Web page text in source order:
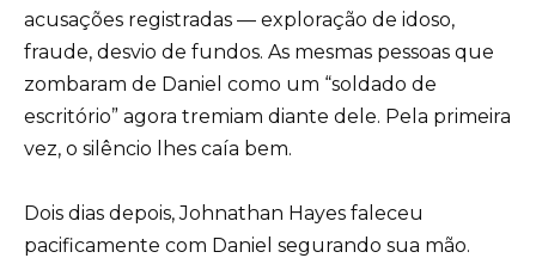
acusações registradas — exploração de idoso,
fraude, desvio de fundos. As mesmas pessoas que
zombaram de Daniel como um “soldado de
escritório” agora tremiam diante dele. Pela primeira
vez, o silêncio lhes caía bem.
Dois dias depois, Johnathan Hayes faleceu
pacificamente com Daniel segurando sua mão.